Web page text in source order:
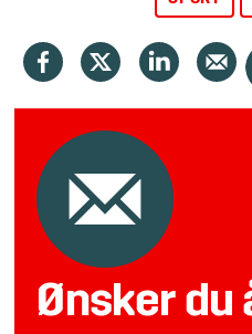
Ønsker du